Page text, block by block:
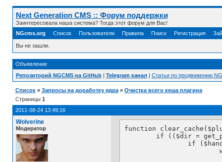
Next Generation CMS :: Форум поддержки
Заинтересовала наша система? Тогда этот форум для Вас!
NGcms.org
Список Пользователи Правила Поиск Регистрация
Вы не зашли.
Объявление
Репозиторий NGCMS на GitHub| Telegram канал| Статьи по продвижению
Список » Запросы на доработку ядра » Очистка всего кеша плагина
Страницы 1
2011-08-24 13:49:16
Wolverine
Модератор
function
			while (false !== ($filename = readdir($handle))) {